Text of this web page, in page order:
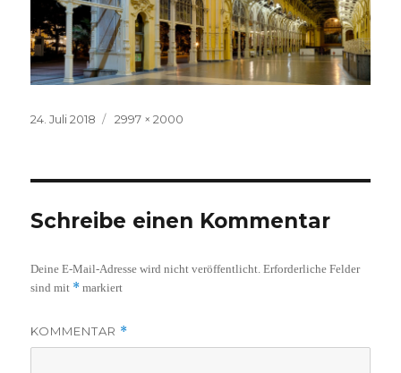
Veröffentlicht
24. Juli 2018
Volle
2997 × 2000
Schreibe einen Kommentar
Deine E-Mail-Adresse wird nicht veröffentlicht. Erforderliche Felder
sind mit * markiert
KOMMENTAR *